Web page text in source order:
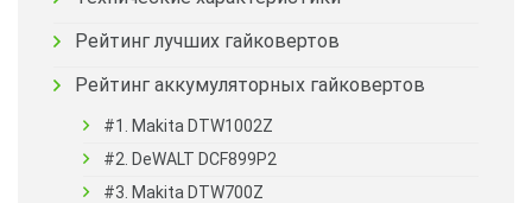
Рейтинг лучших гайковертов
Рейтинг аккумуляторных гайковертов
#1. Makita DTW1002Z
#2. DeWALT DCF899P2
#3. Makita DTW700Z